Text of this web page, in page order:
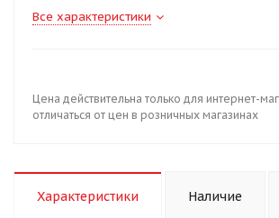
Все характеристики
Цена действительна только для интернет-
отличаться от цен в розничных магазинах
Характеристики Наличие